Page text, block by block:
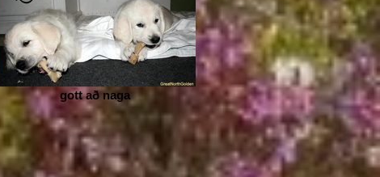
gott að naga